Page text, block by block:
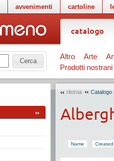
avvenimenti cartoline
catalogo
Cerca
Altro Arte
Prodotti nostrani
ritorna Catalogo
Name Created